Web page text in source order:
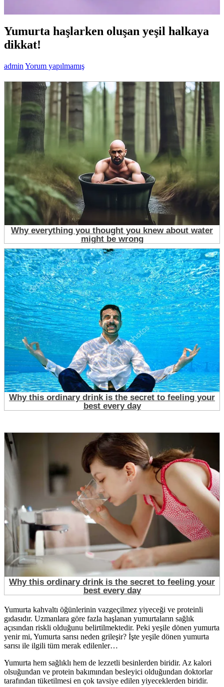
Yumurta haşlarken oluşan yeşil halkaya
dikkat!
admin Yorum yapılmamış
Yumurta kahvaltı öğünlerinin vazgeçilmez yiyeceği ve proteinli
gıdasıdır. Uzmanlara göre fazla haşlanan yumurtaların sağlık
açısından riskli olduğunu belirtilmektedir. Peki yeşile dönen yumurta
yenir mi, Yumurta sarısı neden grileşir? İşte yeşile dönen yumurta
sarısı ile ilgili tüm merak edilenler…
Yumurta hem sağlıklı hem de lezzetli besinlerden biridir. Az kalori
olsuğundan ve protein bakımından besleyici olduğundan doktorlar
tarafından tüketilmesi en çok tavsiye edilen yiyeceklerden biridir.